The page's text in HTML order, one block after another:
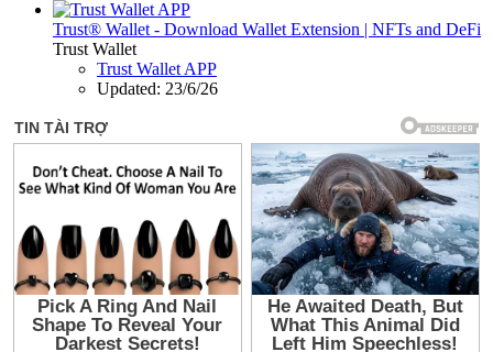
Trust® Wallet - Download Wallet Extension | NFTs and DeFi
Trust Wallet
Trust Wallet APP
Updated: 23/6/26